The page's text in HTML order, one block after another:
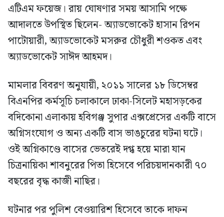
এটিএম ফয়েজ। রায় ঘোষণার সময় আসামি পক্ষে
আদালতে উপস্থিত ছিলেন- অ্যাডভোকেট হাসান রিপন
পাটোয়ারী, অ্যাডভোকেট মসরুর চৌধুরী শওকত এবং
অ্যাডভোকেট সাঈদ আহমদ।
মামলার বিবরণ অনুযায়ী, ২০১১ সালের ১৮ ডিসেম্বর
বিএনপির কর্মসূচি চলাকালে ঢাকা-সিলেট মহাসড়কের
বদিকোনা এলাকায় হবিগঞ্জ সুপার এক্সপ্রেসের একটি বাসে
অগ্নিসংযোগ ও অন্য একটি বাস ভাঙচুরের ঘটনা ঘটে।
ওই অগ্নিকাণ্ডে বাসের ভেতরেই দগ্ধ হয়ে মারা যান
চিত্রনায়িকা শাবনুরের পিতা হিসেবে পরিচয়দানকারী ৭০
বছরের বৃদ্ধ কাজী নাছির।
ঘটনার পর পুলিশ বেওয়ারিশ হিসেবে তাকে দাফন